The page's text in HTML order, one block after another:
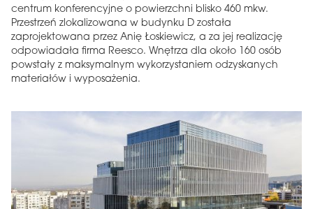
centrum konferencyjne o powierzchni blisko 460 mkw.
Przestrzeń zlokalizowana w budynku D została
zaprojektowana przez Anię Łoskiewicz, a za jej realizację
odpowiadała firma Reesco. Wnętrza dla około 160 osób
powstały z maksymalnym wykorzystaniem odzyskanych
materiałów i wyposażenia.